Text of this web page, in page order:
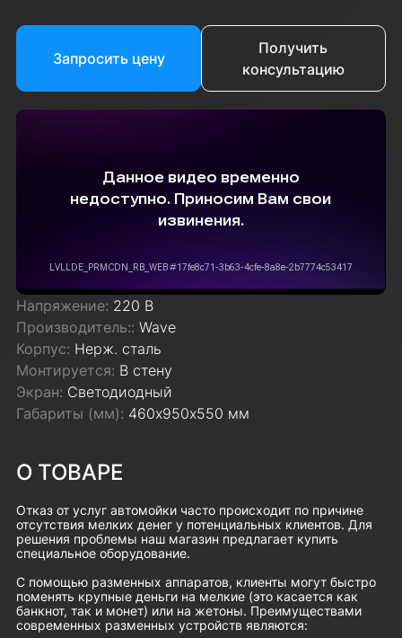
Запросить цену
Получить
консультацию
Напряжение: 220 В
Производитель::Wave
Корпус: Нерж. сталь
Монтируется: В стену
Экран: Светодиодный
Габариты (мм): 460х950х550 мм
О ТОВАРЕ
Отказ от услуг автомойки часто происходит по причине
отсутствия мелких денег у потенциальных клиентов. Для
решения проблемы наш магазин предлагает купить
специальное оборудование.
С помощью разменных аппаратов, клиенты могут быстро
поменять крупные деньги на мелкие (это касается как
банкнот, так и монет) или на жетоны. Преимуществами
современных разменных устройств являются: